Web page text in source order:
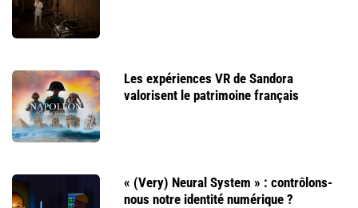
Les expériences VR de Sandora
valorisent le patrimoine français
« (Very) Neural System » : contrôlons-
nous notre identité numérique ?